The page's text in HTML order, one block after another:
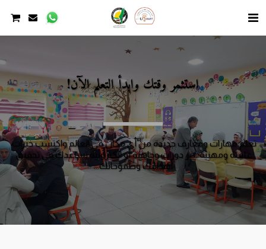
استثمر وقتك وابدأ التعلم الآن!
تعلم مهارات ومعارف جديدة من أي مكان في العالم واكتسب خبرات
علمية ومهنية عبر دورات وجاهية أو الكترونية تساعدك في تحقيق
أهدافك وطموحاتك...